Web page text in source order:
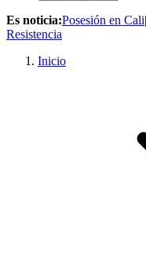
Es noticia:Posesión en Cali|
Resistencia
Inicio